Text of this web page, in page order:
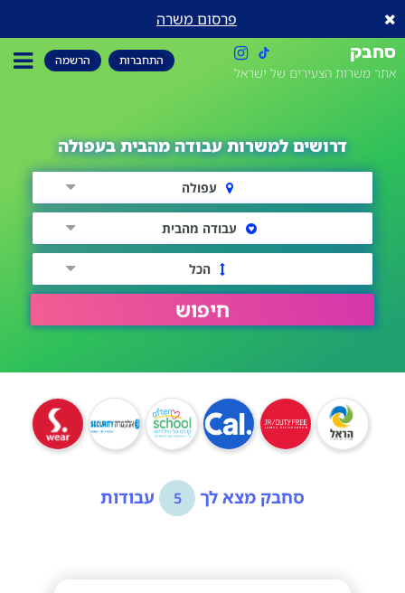
פרסום משרה
סחבק
אתר משרות הצעירים של ישראל
התחברות הרשמה
דרושים למשרות עבודה מהבית בעפולה
עפולה
עבודה מהבית
הכל
חיפוש
סחבק מצא לך 5 עבודות